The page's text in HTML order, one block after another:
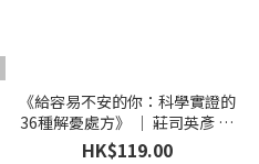
《給容易不安的你：科學實證的
36種解憂處方》 ｜ 莊司英彥 著
｜ 楓葉社
HK$119.00